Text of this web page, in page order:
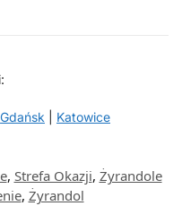
Gdańsk Katowice
, Strefa Okazji, Żyrandole
, Żyrandol